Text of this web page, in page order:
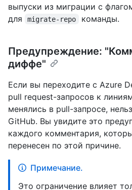
выпуски из миграции с
для migrate-repo команды.
Предупреждение:
диффе"
Если вы переходите с Azure
pull request-запросов к
менялись в pull-запросе,
GitHub. Вы увидите это
каждого комментария,
перенесен по этой причине.
Примечание.
Это ограничение влияет